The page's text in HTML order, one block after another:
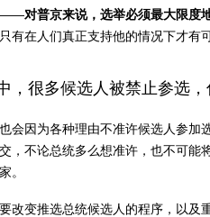
——对普京来说，选举必须最大限度
有在人们真正支持他的情况下才有
，很多候选人被禁止参选，
会因为各种理由不准许候选人参加
，不论总统多么想准许，也不可能
。
改变推选总统候选人的程序，以及